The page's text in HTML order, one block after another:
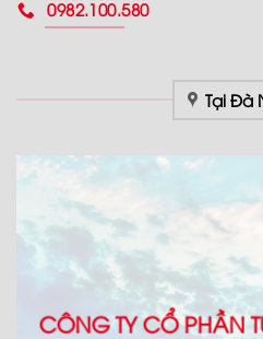
0982.100.580
Tại Đà
CÔNG TY CỔ PHẦN